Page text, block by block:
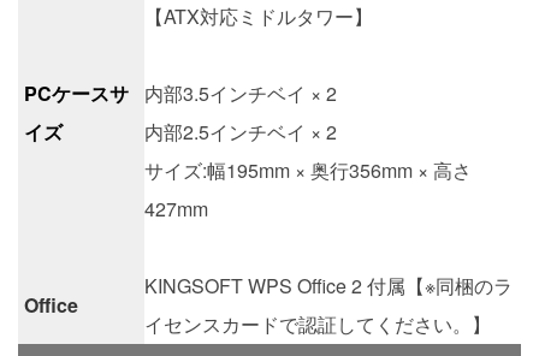
PCケースサ
イズ
【ATX対応ミドルタワー】
内部3.5インチベイ × 2
内部2.5インチベイ × 2
サイズ:幅195mm × 奥行356mm × 高さ
427mm
Office
KINGSOFT WPS Office 2 付属【※同梱のラ
イセンスカードで認証してください。】